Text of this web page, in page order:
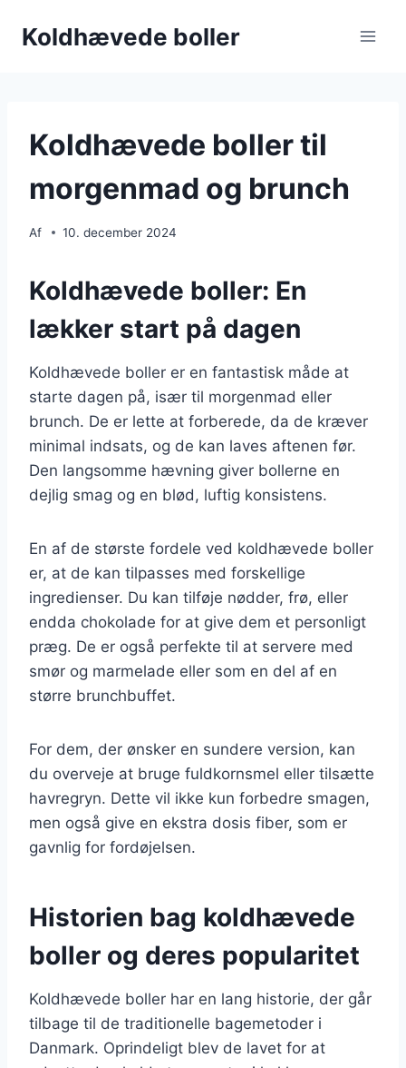
Koldhævede boller
Koldhævede boller til
morgenmad og brunch
Af 10. december 2024
Koldhævede boller: En
lækker start på dagen
Koldhævede boller er en fantastisk måde at
starte dagen på, især til morgenmad eller
brunch. De er lette at forberede, da de kræver
minimal indsats, og de kan laves aftenen før.
Den langsomme hævning giver bollerne en
dejlig smag og en blød, luftig konsistens.
En af de største fordele ved koldhævede boller
er, at de kan tilpasses med forskellige
ingredienser. Du kan tilføje nødder, frø, eller
endda chokolade for at give dem et personligt
præg. De er også perfekte til at servere med
smør og marmelade eller som en del af en
større brunchbuffet.
For dem, der ønsker en sundere version, kan
du overveje at bruge fuldkornsmel eller tilsætte
havregryn. Dette vil ikke kun forbedre smagen,
men også give en ekstra dosis fiber, som er
gavnlig for fordøjelsen.
Historien bag koldhævede
boller og deres popularitet
Koldhævede boller har en lang historie, der går
tilbage til de traditionelle bagemetoder i
Danmark. Oprindeligt blev de lavet for at